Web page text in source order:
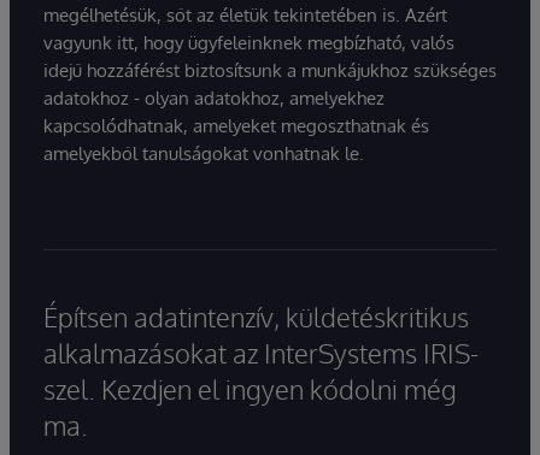
megélhetésük, sőt az életük tekintetében is. Azért
vagyunk itt, hogy ügyfeleinknek megbízható, valós
idejű hozzáférést biztosítsunk a munkájukhoz szükséges
adatokhoz - olyan adatokhoz, amelyekhez
kapcsolódhatnak, amelyeket megoszthatnak és
amelyekből tanulságokat vonhatnak le.
Építsen adatintenzív, küldetéskritikus
alkalmazásokat az InterSystems IRIS-
szel. Kezdjen el ingyen kódolni még
ma.